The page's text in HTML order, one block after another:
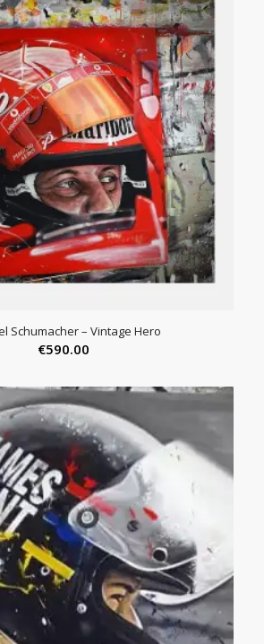
Schumacher – Vintage Hero
€590.00